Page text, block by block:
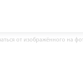
от изображённого на